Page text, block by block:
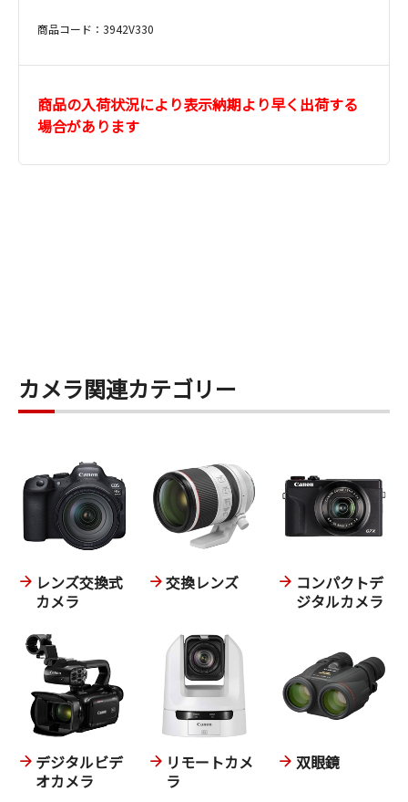
商品コード：3942V330
商品の入荷状況により表示納期より早く出荷する
場合があります
カメラ関連カテゴリー
レンズ交換式
カメラ
交換レンズ
コンパクトデ
ジタルカメラ
デジタルビデ
オカメラ
リモートカメ
ラ
双眼鏡